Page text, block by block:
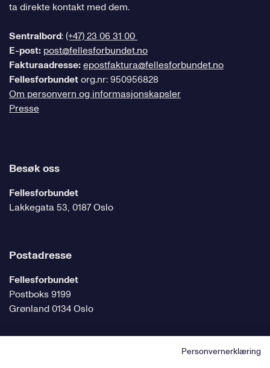
ta direkte kontakt med dem.
Sentralbord:(+47) 23 06 31 00
E-post: post@fellesforbundet.no
Fakturaadresse:epostfaktura@fellesforbundet.no
Fellesforbundetorg.nr: 950956828
Om personvern og informasjonskapsler
Presse
Besøk oss
Fellesforbundet
Lakkegata 53, 0187 Oslo
Postadresse
Fellesforbundet
Postboks 9199
Grønland 0134 Oslo
Personvernerklæring